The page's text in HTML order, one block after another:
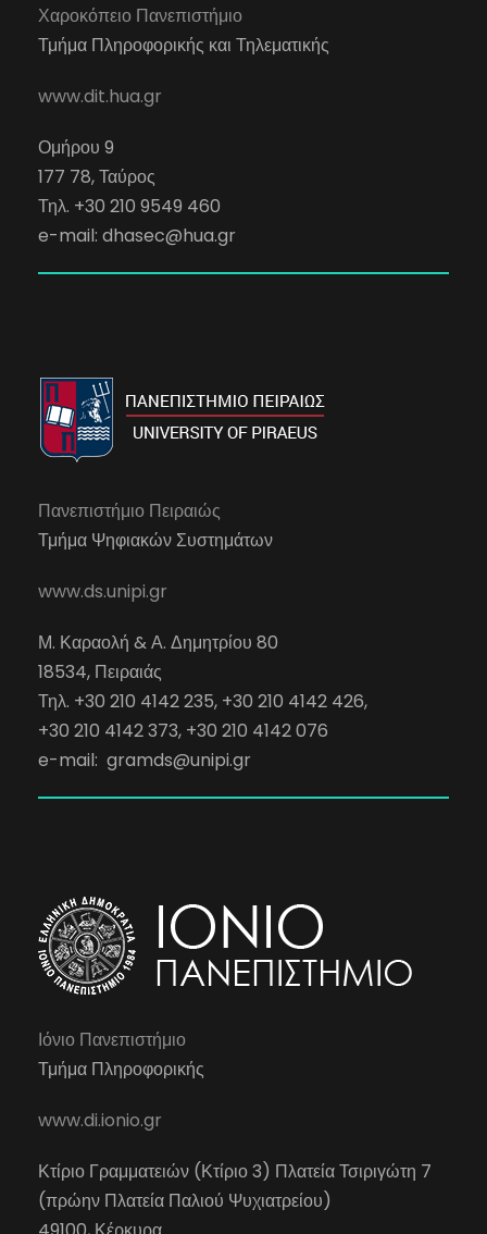
Χαροκόπειο Πανεπιστήμιο
Τμήμα Πληροφορικής και Τηλεματικής
www.dit.hua.gr
Ομήρου 9
177 78, Ταύρος
Τηλ. +30 210 9549 460
e-mail: dhasec@hua.gr
Πανεπιστήμιο Πειραιώς
Τμήμα Ψηφιακών Συστημάτων
www.ds.unipi.gr
Μ. Καραολή & Α. Δημητρίου 80
18534, Πειραιάς
Τηλ. +30 210 4142 235, +30 210 4142 426,
+30 210 4142 373, +30 210 4142 076
e-mail: gramds@unipi.gr
Ιόνιο Πανεπιστήμιο
Τμήμα Πληροφορικής
www.di.ionio.gr
Κτίριο Γραμματειών (Κτίριο 3) Πλατεία Τσιριγώτη 7
(πρώην Πλατεία Παλιού Ψυχιατρείου)